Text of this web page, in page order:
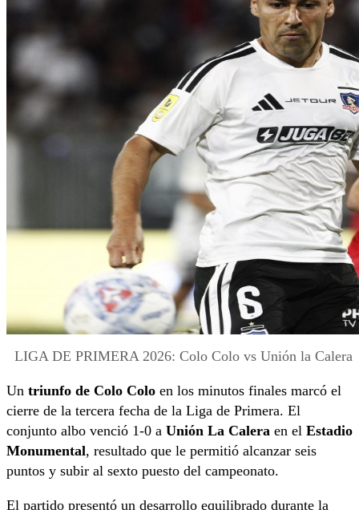
LIGA DE PRIMERA 2026: Colo Colo vs Unión la Calera
Un triunfo de Colo Colo en los minutos finales marcó el
cierre de la tercera fecha de la Liga de Primera. El
conjunto albo venció 1-0 a Unión La Calera en el Estadio
Monumental, resultado que le permitió alcanzar seis
puntos y subir al sexto puesto del campeonato.
El partido presentó un desarrollo equilibrado durante la